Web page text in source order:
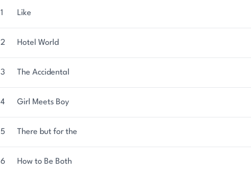
1 Like
2 Hotel World
3 The Accidental
4 Girl Meets Boy
5 There but for the
6 How to Be Both